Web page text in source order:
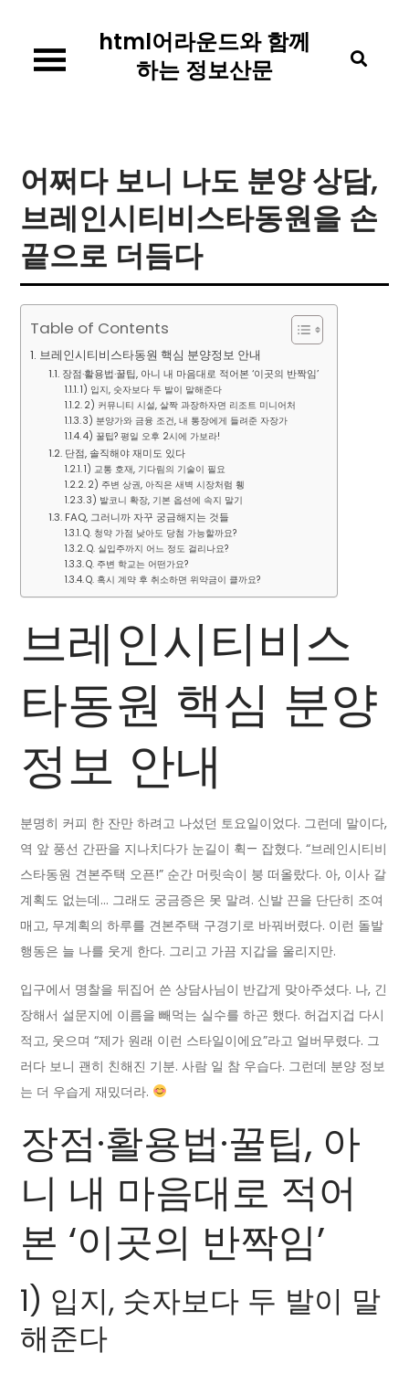
content
html어라운드와 함께
하는 정보산문
어쩌다 보니 나도 분양 상담,
브레인시티비스타동원을 손
끝으로 더듬다
Table of Contents
브레인시티비스타동원 핵심 분양정보 안내
장점·활용법·꿀팁, 아니 내 마음대로 적어본 ‘이곳의 반짝임’
1) 입지, 숫자보다 두 발이 말해준다
2) 커뮤니티 시설, 살짝 과장하자면 리조트 미니어처
3) 분양가와 금융 조건, 내 통장에게 들려준 자장가
4) 꿀팁? 평일 오후 2시에 가보라!
단점, 솔직해야 재미도 있다
1) 교통 호재, 기다림의 기술이 필요
2) 주변 상권, 아직은 새벽 시장처럼 휑
3) 발코니 확장, 기본 옵션에 속지 말기
FAQ, 그러니까 자꾸 궁금해지는 것들
Q. 청약 가점 낮아도 당첨 가능할까요?
Q. 실입주까지 어느 정도 걸리나요?
Q. 주변 학교는 어떤가요?
Q. 혹시 계약 후 취소하면 위약금이 클까요?
브레인시티비스
타동원 핵심 분양
정보 안내
분명히 커피 한 잔만 하려고 나섰던 토요일이었다. 그런데 말이다,
역 앞 풍선 간판을 지나치다가 눈길이 휙— 잡혔다. “브레인시티비
스타동원 견본주택 오픈!” 순간 머릿속이 붕 떠올랐다. 아, 이사 갈
계획도 없는데… 그래도 궁금증은 못 말려. 신발 끈을 단단히 조여
매고, 무계획의 하루를 견본주택 구경기로 바꿔버렸다. 이런 돌발
행동은 늘 나를 웃게 한다. 그리고 가끔 지갑을 울리지만.
입구에서 명찰을 뒤집어 쓴 상담사님이 반갑게 맞아주셨다. 나, 긴
장해서 설문지에 이름을 빼먹는 실수를 하곤 했다. 허겁지겁 다시
적고, 웃으며 “제가 원래 이런 스타일이에요”라고 얼버무렸다. 그
러다 보니 괜히 친해진 기분. 사람 일 참 우습다. 그런데 분양 정보
는 더 우습게 재밌더라.
장점·활용법·꿀팁, 아
니 내 마음대로 적어
본 ‘이곳의 반짝임’
1) 입지, 숫자보다 두 발이 말
해준다